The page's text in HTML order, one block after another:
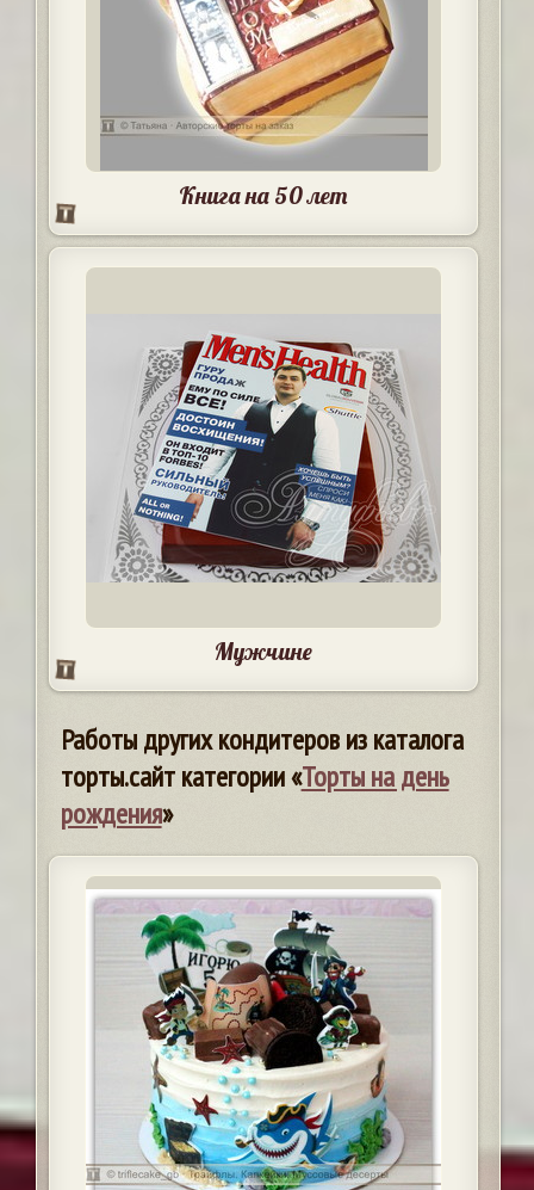
Книга на 50 лет
Мужчине
Работы других кондитеров из каталога
торты.сайт категории «Торты на день
рождения»